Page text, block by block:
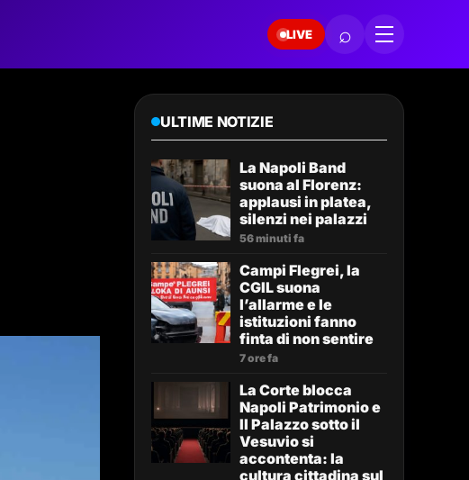
LIVE ⌕
ULTIME NOTIZIE
La Napoli Band
suona al Florenz:
applausi in platea,
silenzi nei palazzi
56 minuti fa
Campi Flegrei, la
CGIL suona
l’allarme e le
istituzioni fanno
finta di non sentire
7 ore fa
La Corte blocca
Napoli Patrimonio e
Il Palazzo sotto il
Vesuvio si
accontenta: la
cultura cittadina sul